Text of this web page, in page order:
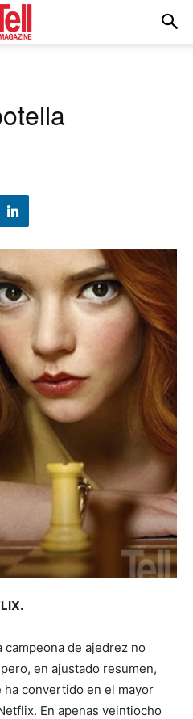
campeona de ajedrez no
en ajustado resumen,
ha convertido en el mayor
En apenas veintiocho